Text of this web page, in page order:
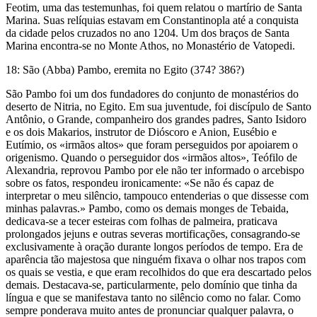
Feotim, uma das testemunhas, foi quem relatou o martírio de Santa
Marina. Suas relíquias estavam em Constantinopla até a conquista
da cidade pelos cruzados no ano 1204. Um dos braços de Santa
Marina encontra-se no Monte Athos, no Monastério de Vatopedi.
18: São (Abba) Pambo, eremita no Egito (374? 386?)
São Pambo foi um dos fundadores do conjunto de monastérios do
deserto de Nitria, no Egito. Em sua juventude, foi discípulo de Santo
Antônio, o Grande, companheiro dos grandes padres, Santo Isidoro
e os dois Makarios, instrutor de Dióscoro e Anion, Eusébio e
Eutímio, os «irmãos altos» que foram perseguidos por apoiarem o
origenismo. Quando o perseguidor dos «irmãos altos», Teófilo de
Alexandria, reprovou Pambo por ele não ter informado o arcebispo
sobre os fatos, respondeu ironicamente: «Se não és capaz de
interpretar o meu silêncio, tampouco entenderias o que dissesse com
minhas palavras.» Pambo, como os demais monges de Tebaida,
dedicava-se a tecer esteiras com folhas de palmeira, praticava
prolongados jejuns e outras severas mortificações, consagrando-se
exclusivamente à oração durante longos períodos de tempo. Era de
aparência tão majestosa que ninguém fixava o olhar nos trapos com
os quais se vestia, e que eram recolhidos do que era descartado pelos
demais. Destacava-se, particularmente, pelo domínio que tinha da
língua e que se manifestava tanto no silêncio como no falar. Como
sempre ponderava muito antes de pronunciar qualquer palavra, o